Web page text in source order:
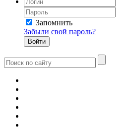
Запомнить
Забыли свой пароль?